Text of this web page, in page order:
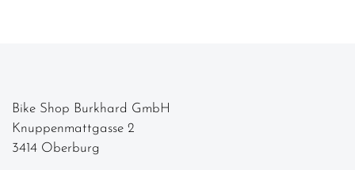
Bike Shop Burkhard GmbH
Knuppenmattgasse 2
3414 Oberburg